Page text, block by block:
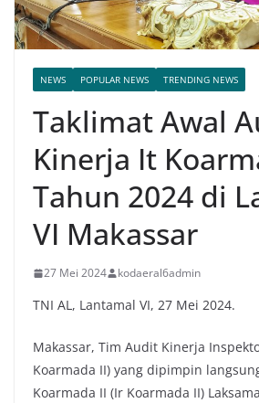
NEWS POPULAR NEWS TRENDING NEWS
Taklimat Awal
Kinerja It
Tahun 2024 di
VI Makassar
27 Mei 2024 kodaeral6admin
TNI AL, Lantamal VI, 27 Mei 2024.
Makassar, Tim Audit Kinerja
Koarmada II) yang dipimpin
Koarmada II (Ir Koarmada II)